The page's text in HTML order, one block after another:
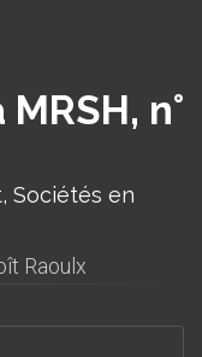
n°
Sociétés en
Raoulx